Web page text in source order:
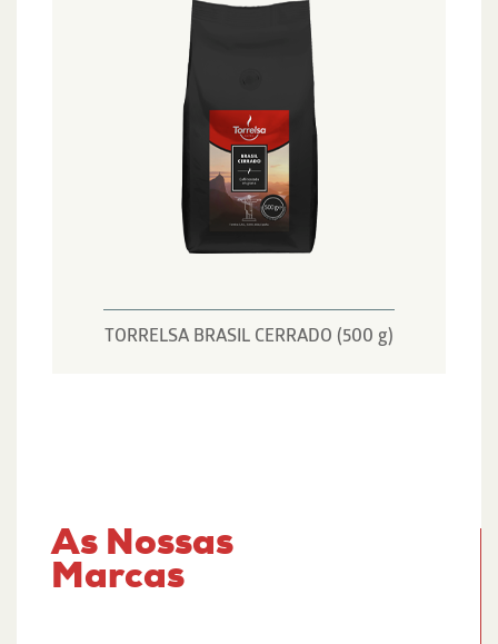
TORRELSA BRASIL CERRADO (500 g)
As Nossas
Marcas